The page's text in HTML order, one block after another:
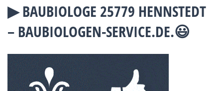
▶︎ BAUBIOLOGE 25779 HENNSTEDT
– BAUBIOLOGEN-SERVICE.DE.😃